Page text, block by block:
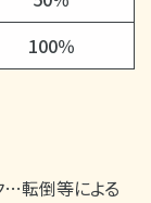
100％
…転倒等による